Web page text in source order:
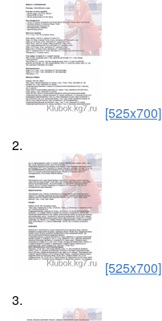
[525x700]
2.
[525x700]
3.